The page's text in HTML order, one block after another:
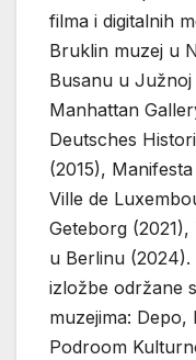
filma i digitalnih
Bruklin muzej u
Busanu u
Manhattan
Deutsches
(2015),
Ville de
Geteborg
u Berlinu (2024).
izložbe održane
muzejima: Depo,
Podroom